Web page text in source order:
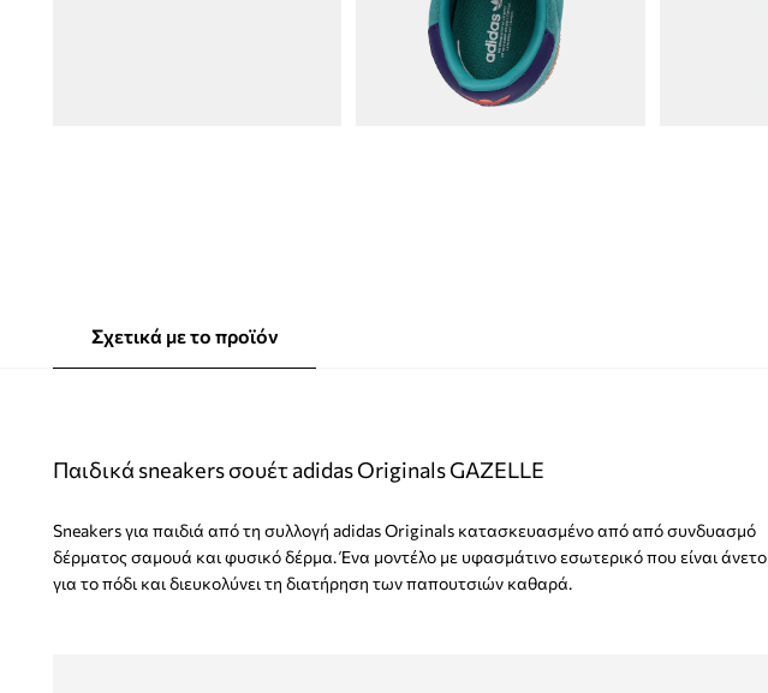
Σχετικά με το προϊόν
Παιδικά sneakers σουέτ adidas Originals GAZELLE
Sneakers για παιδιά από τη συλλογή adidas Originals κατασκευασμένο από από συνδυασμό
δέρματος σαμουά και φυσικό δέρμα. Ένα μοντέλο με υφασμάτινο εσωτερικό που είναι άνετο
για το πόδι και διευκολύνει τη διατήρηση των παπουτσιών καθαρά.